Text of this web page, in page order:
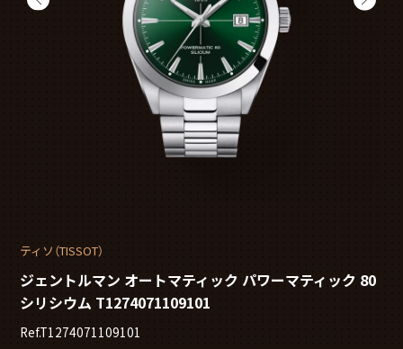
ティソ（TISSOT）
ジェントルマン オートマティック パワーマティック 80
シリシウム T1274071109101
Ref.T1274071109101